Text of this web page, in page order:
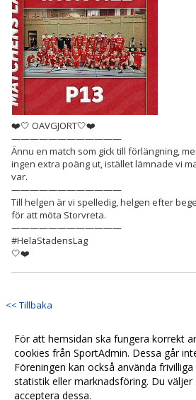
❤️🤍 OAVGJORT🤍❤️
————————————
Ännu en match som gick till förlängning,
ingen extra poäng ut, istället lämnade vi
var.
————————————
Till helgen är vi spelledig, helgen efter
för att möta Storvreta.
————————————
#HelaStadensLag
🤍❤️
<< Tillbaka
För att hemsidan ska fungera korrekt
cookies från SportAdmin. Dessa går
Föreningen kan också använda
statistik eller marknadsföring. Du väljer
acceptera dessa.